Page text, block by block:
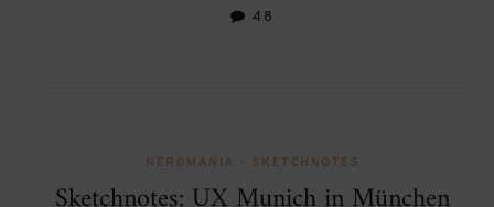
48
NERDMANIA SKETCHNOTES